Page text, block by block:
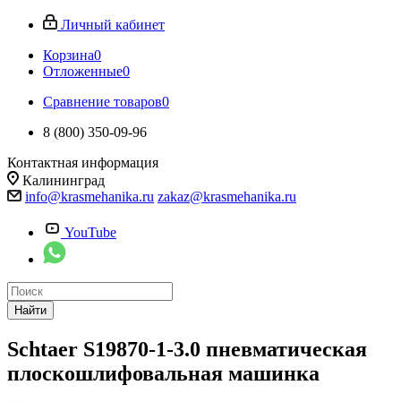
Личный кабинет
Корзина0
Отложенные0
Сравнение товаров0
8 (800) 350-09-96
Контактная информация
Калининград
info@krasmehanika.ru zakaz@krasmehanika.ru
YouTube
Найти
Schtaer S19870-1-3.0 пневматическая
плоскошлифовальная машинка